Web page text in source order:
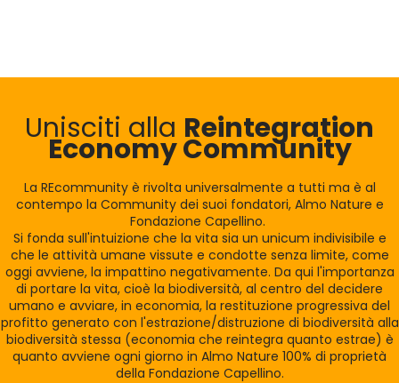
Unisciti alla Reintegration
Economy Community
La REcommunity è rivolta universalmente a tutti ma è al
contempo la Community dei suoi fondatori, Almo Nature e
Fondazione Capellino.
Si fonda sull'intuizione che la vita sia un unicum indivisibile e
che le attività umane vissute e condotte senza limite, come
oggi avviene, la impattino negativamente. Da qui l'importanza
di portare la vita, cioè la biodiversità, al centro del decidere
umano e avviare, in economia, la restituzione progressiva del
profitto generato con l'estrazione/distruzione di biodiversità alla
biodiversità stessa (economia che reintegra quanto estrae) è
quanto avviene ogni giorno in Almo Nature 100% di proprietà
della Fondazione Capellino.